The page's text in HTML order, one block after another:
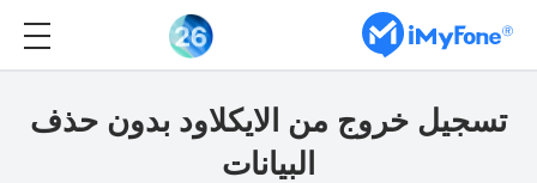
تسجيل خروج من الايكلاود بدون حذف
البيانات